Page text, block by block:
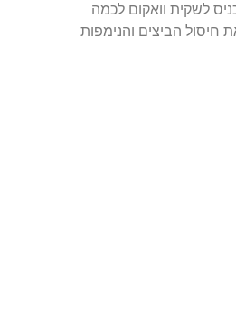
ניתן לכבס, יש להכניס לשקית וואקום לכמה
הביצים והנימפות